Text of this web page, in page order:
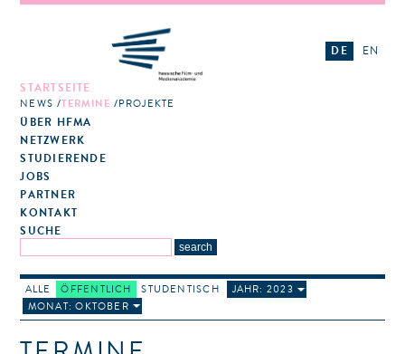
STARTSEITE
NEWS TERMINE PROJEKTE
ÜBER HFMA
NETZWERK
STUDIERENDE
JOBS
PARTNER
KONTAKT
SUCHE
DE EN
ALLE ÖFFENTLICH STUDENTISCH
JAHR: 2023
MONAT: OKTOBER